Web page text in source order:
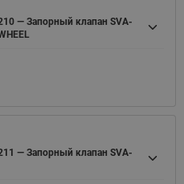
— Запорный клапан SVA-
— Запорный клапан SVA-